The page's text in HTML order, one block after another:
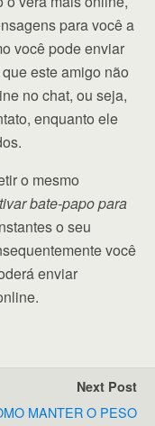
para você a
você pode enviar
este amigo não
no chat, ou seja,
enquanto ele
o mesmo
bate-papo para
o seu
você
enviar
Next Post
MANTER O PESO